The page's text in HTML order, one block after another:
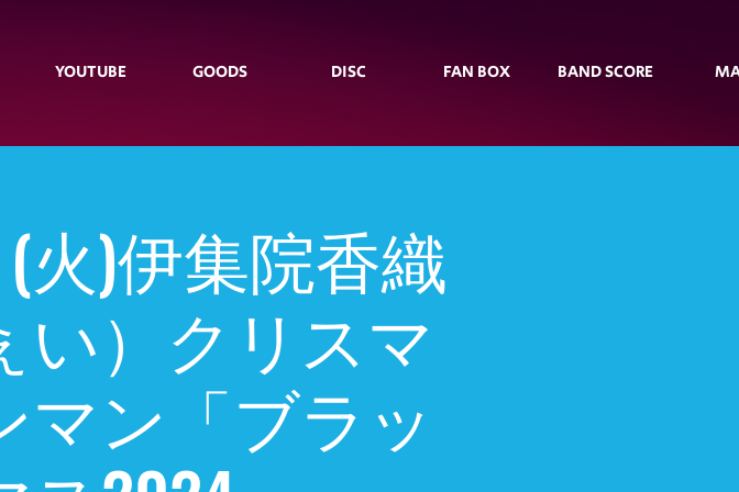
YOUTUBE GOODS DISC FAN BOX BAND SCORE
火)伊集院香織
い）クリスマ
マン「ブラッ